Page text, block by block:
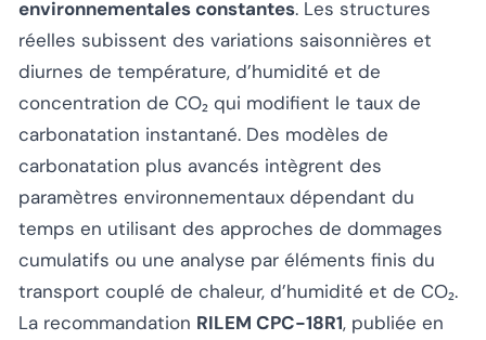
environnementales constantes. Les structures
réelles subissent des variations saisonnières et
diurnes de température, d’humidité et de
concentration de CO₂ qui modifient le taux de
carbonatation instantané. Des modèles de
carbonatation plus avancés intègrent des
paramètres environnementaux dépendant du
temps en utilisant des approches de dommages
cumulatifs ou une analyse par éléments finis du
transport couplé de chaleur, d’humidité et de CO₂.
La recommandation RILEM CPC-18R1, publiée en